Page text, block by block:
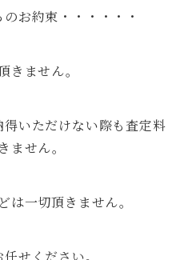
お約束・・・・・・
ません。
いただけない際も査定料
ません。
一切頂きません。